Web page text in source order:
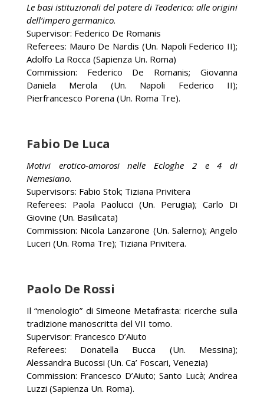
Le basi istituzionali del potere di Teoderico: alle origini
dell’impero germanico.
Supervisor: Federico De Romanis
Referees: Mauro De Nardis (Un. Napoli Federico II);
Adolfo La Rocca (Sapienza Un. Roma)
Commission: Federico De Romanis; Giovanna
Daniela Merola (Un. Napoli Federico II);
Pierfrancesco Porena (Un. Roma Tre).
Fabio De Luca
Motivi erotico-amorosi nelle Ecloghe 2 e 4 di
Nemesiano.
Supervisors: Fabio Stok; Tiziana Privitera
Referees: Paola Paolucci (Un. Perugia); Carlo Di
Giovine (Un. Basilicata)
Commission: Nicola Lanzarone (Un. Salerno); Angelo
Luceri (Un. Roma Tre); Tiziana Privitera.
Paolo De Rossi
Il “menologio” di Simeone Metafrasta: ricerche sulla
tradizione manoscritta del VII tomo.
Supervisor: Francesco D’Aiuto
Referees: Donatella Bucca (Un. Messina);
Alessandra Bucossi (Un. Ca’ Foscari, Venezia)
Commission: Francesco D’Aiuto; Santo Lucà; Andrea
Luzzi (Sapienza Un. Roma).